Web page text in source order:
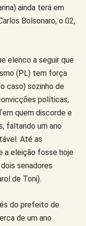
ainda terá em
Bolsonaro, o 02,
elenco a seguir que
(PL) tem força
caso) sozinho de
políticas,
quem discorde e
faltando um ano
Até as
a eleição fosse hoje
senadores
de Toni).
do prefeito de
de um ano